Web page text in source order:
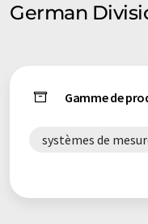
German
Gamme de
systèmes de